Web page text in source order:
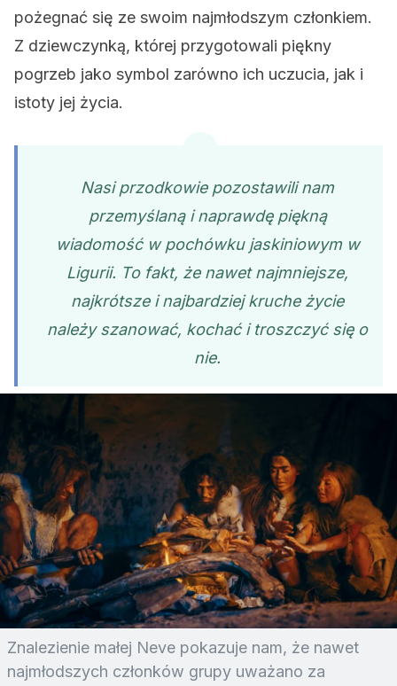
pożegnać się ze swoim najmłodszym członkiem.
Z dziewczynką, której przygotowali piękny
pogrzeb jako symbol zarówno ich uczucia, jak i
istoty jej życia.
Nasi przodkowie pozostawili nam
przemyślaną i naprawdę piękną
wiadomość w pochówku jaskiniowym w
Ligurii. To fakt, że nawet najmniejsze,
najkrótsze i najbardziej kruche życie
należy szanować, kochać i troszczyć się o
nie.
Znalezienie małej Neve pokazuje nam, że nawet
najmłodszych członków grupy uważano za